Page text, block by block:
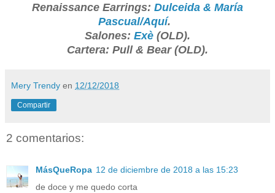
Renaissance Earrings: Dulceida & María
Pascual/Aquí.
Salones: Exè (OLD).
Cartera: Pull & Bear (OLD).
Mery Trendy en 12/12/2018
Compartir
2 comentarios:
MásQueRopa 12 de diciembre de 2018 a las 15:23
de doce y me quedo corta